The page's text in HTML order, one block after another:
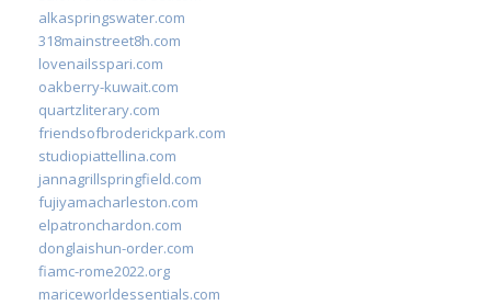
alkaspringswater.com
318mainstreet8h.com
lovenailsspari.com
oakberry-kuwait.com
quartzliterary.com
friendsofbroderickpark.com
studiopiattellina.com
jannagrillspringfield.com
fujiyamacharleston.com
elpatronchardon.com
donglaishun-order.com
fiamc-rome2022.org
mariceworldessentials.com